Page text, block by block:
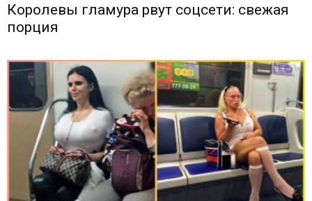
Королевы гламура рвут соцсети: свежая
порция